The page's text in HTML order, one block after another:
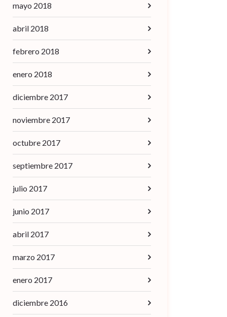
mayo 2018
abril 2018
febrero 2018
enero 2018
diciembre 2017
noviembre 2017
octubre 2017
septiembre 2017
julio 2017
junio 2017
abril 2017
marzo 2017
enero 2017
diciembre 2016